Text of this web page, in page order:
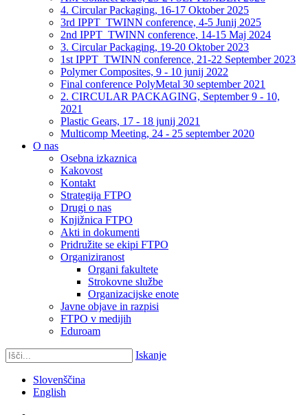
4. Circular Packaging, 16-17 Oktober 2025
3rd IPPT_TWINN conference, 4-5 Junij 2025
2nd IPPT_TWINN conference, 14-15 Maj 2024
3. Circular Packaging, 19-20 Oktober 2023
1st IPPT_TWINN conference, 21-22 September 2023
Polymer Composites, 9 - 10 junij 2022
Final conference PolyMetal 30 september 2021
2. CIRCULAR PACKAGING, September 9 - 10,
2021
Plastic Gears, 17 - 18 junij 2021
Multicomp Meeting, 24 - 25 september 2020
O nas
Osebna izkaznica
Kakovost
Kontakt
Strategija FTPO
Drugi o nas
Knjižnica FTPO
Akti in dokumenti
Pridružite se ekipi FTPO
Organiziranost
Organi fakultete
Strokovne službe
Organizacijske enote
Javne objave in razpisi
FTPO v medijih
Eduroam
Iskanje
Slovenščina
English